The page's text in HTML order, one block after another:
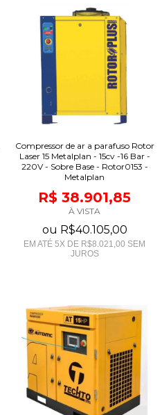
Compressor de ar a parafuso Rotor
Laser 15 Metalplan - 15cv -16 Bar -
220V - Sobre Base - Rotor0153 -
Metalplan
R$ 38.901,85
À VISTA
ou R$40.105,00
EM ATÉ 5X DE R$8.021,00 SEM
JUROS